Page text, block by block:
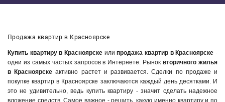
Продажа квартир в Красноярске
Купить квартиру в Красноярске илипродажа квартир в Красноярске -
одни из самых частых запросов в Интернете. Рыноквторичного жилья
в Красноярске активно растет и развивается. Сделки по продаже и
покупке квартир в Красноярске заключаются каждый день десятками. И
это не удивительно, ведь купить квартиру - значит сделать надежное
вложение средств. Самое важное - решить, какую именно квартиру и по